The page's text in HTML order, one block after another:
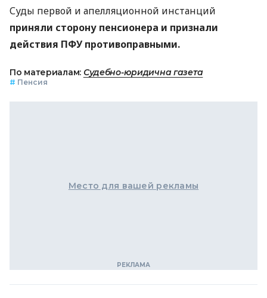
Суды первой и апелляционной инстанций
приняли сторону пенсионера и признали
действия ПФУ противоправными.
По материалам: Судебно-юридична газета
# Пенсия
Место для вашей рекламы